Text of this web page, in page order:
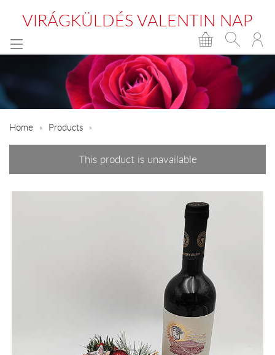
VIRÁGKÜLDÉS VALENTIN NAP
Home Products
This product is unavailable